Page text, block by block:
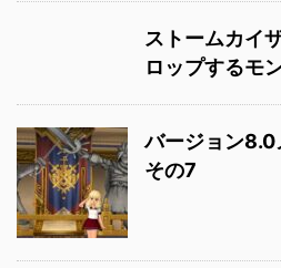
ストームカイ
ロップするモ
バージョン8.0
その7